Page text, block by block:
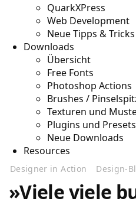
QuarkXPress
Web Development
Neue Tipps & Tricks
Downloads
Übersicht
Free Fonts
Photoshop Actions
Brushes /
Texturen und
Plugins und Presets
Neue Downloads
Resources
Designer in Action Design-
»Viele viele